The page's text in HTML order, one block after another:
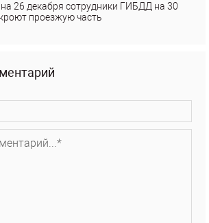
26 декабря сотрудники ГИБДД на 30
проезжую часть